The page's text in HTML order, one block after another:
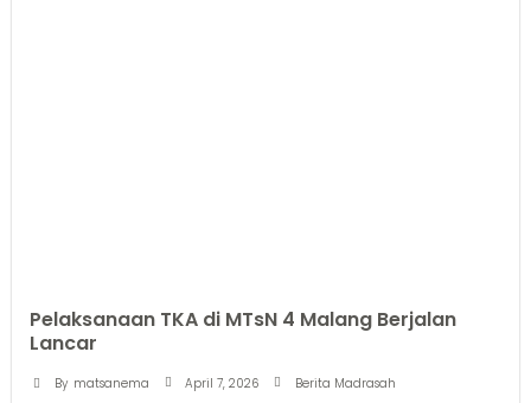
Pelaksanaan TKA di MTsN 4 Malang Berjalan
Lancar
By matsanema April 7, 2026 Berita Madrasah